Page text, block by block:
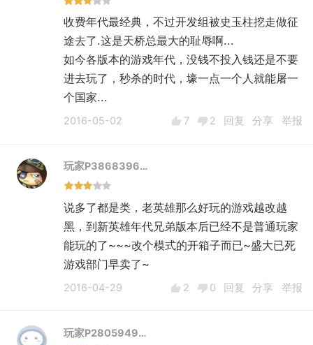
收费年代最经典，不过开发组被史玉柱挖走做征
途去了.这是天桥总最大的耻辱啊...
如今各版本的游戏年代，没钱不投入钱还是不要
进去玩了，秒杀的时代，壕一点一个人就能屠一
个国家...
2016-05-02 7 2 回复 分享 举报
玩家P3868396…
说多了都是类，老英雄那么好玩的游戏越改越
黑，到新英雄年代兄弟版本后已经不是普通玩家
能玩的了~~~改个模式的开箱子而已~盛大已死
游戏部门早卖了~
2016-04-29 2 0 回复 分享 举报
玩家P2805949…